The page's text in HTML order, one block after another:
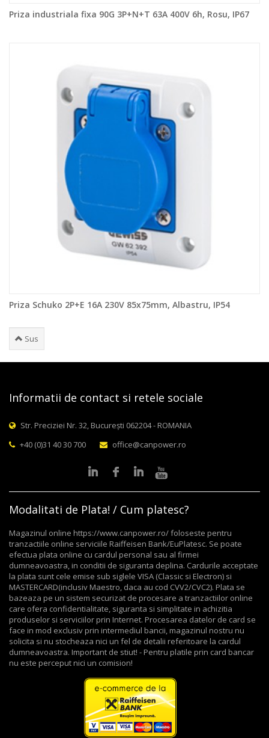
Priza industriala fixa 90G 3P+N+T 63A 400V 6h, Rosu, IP67
Priza Schuko 2P+E 16A 230V 85x75mm, Albastru, IP54
Sus
Informatii de contact si retele sociale
Str. Preciziei Nr. 32, București 062204 - ROMANIA
+40 (0)31 40 30 700
office@canpower.ro
Modalitati de Plata! / Cum platesc?
Magazinul online https://www.canpower.ro/ foloseste pentru
tranzactiile online serviciile Raiffeisen Bank/EuPlatesc. Se poate
efectua plata online cu cardul personal sau al firmei
dumneavoastra, in conditii de siguranta deplina. Cardurile acceptate
la plata sunt cele emise sub siglele VISA (Classic si Electron) si
MASTERCARD(inclusiv Maestro, daca au cod CVV2/CVC2). Plata se
bazeaza pe un sistem securizat de procesare a tranzactiilor online
care ofera confidentialitate, siguranta si simplitate in achizitia
produselor si serviciilor prin Internet. Procesarea datelor de card se
face in mod exclusiv prin intermediul bancii, magazinul nostru nu
solicita si nu stocheaza nici un fel de detalii referitoare la cardul
dumneavoastra. Important de stiut! - Pentru platile prin card bancar
nu este perceput nici un comision!